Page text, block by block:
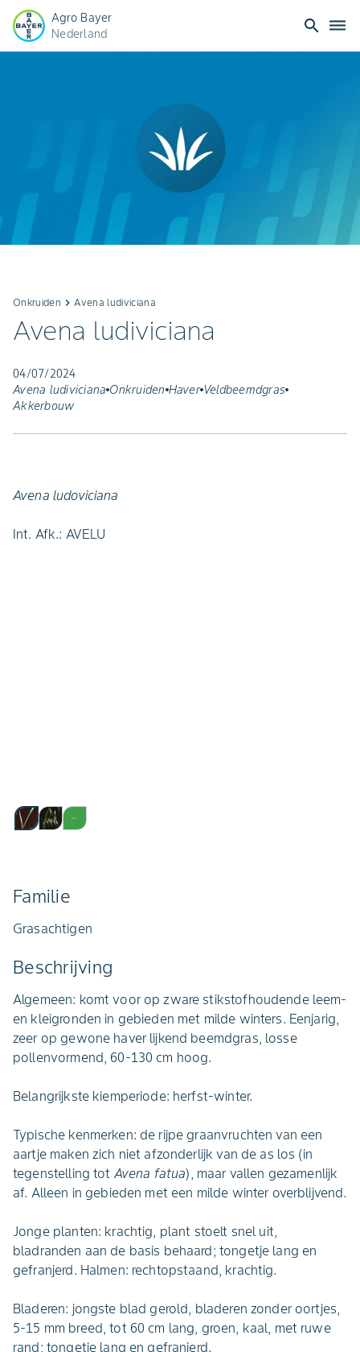
Agro Bayer
Nederland
search dehaze
Onkruiden keyboard_arrow_rightAvena ludiviciana
Avena ludiviciana
04/07/2024
Avena ludiviciana Onkruiden Haver Veldbeemdgras
Akkerbouw
Avena ludoviciana
Int. Afk.: AVELU
Familie
Grasachtigen
Beschrijving
Algemeen: komt voor op zware stikstofhoudende leem-
en kleigronden in gebieden met milde winters. Eenjarig,
zeer op gewone haver lijkend beemdgras, losse
pollenvormend, 60-130 cm hoog.
Belangrijkste kiemperiode: herfst-winter.
Typische kenmerken: de rijpe graanvruchten van een
aartje maken zich niet afzonderlijk van de as los (in
tegenstelling totAvena fatua), maar vallen gezamenlijk
af. Alleen in gebieden met een milde winter overblijvend.
Jonge planten: krachtig, plant stoelt snel uit,
bladranden aan de basis behaard; tongetje lang en
gefranjerd. Halmen: rechtopstaand, krachtig.
Bladeren: jongste blad gerold, bladeren zonder oortjes,
5-15 mm breed, tot 60 cm lang, groen, kaal, met ruwe
rand; tongetje lang en gefranjerd.